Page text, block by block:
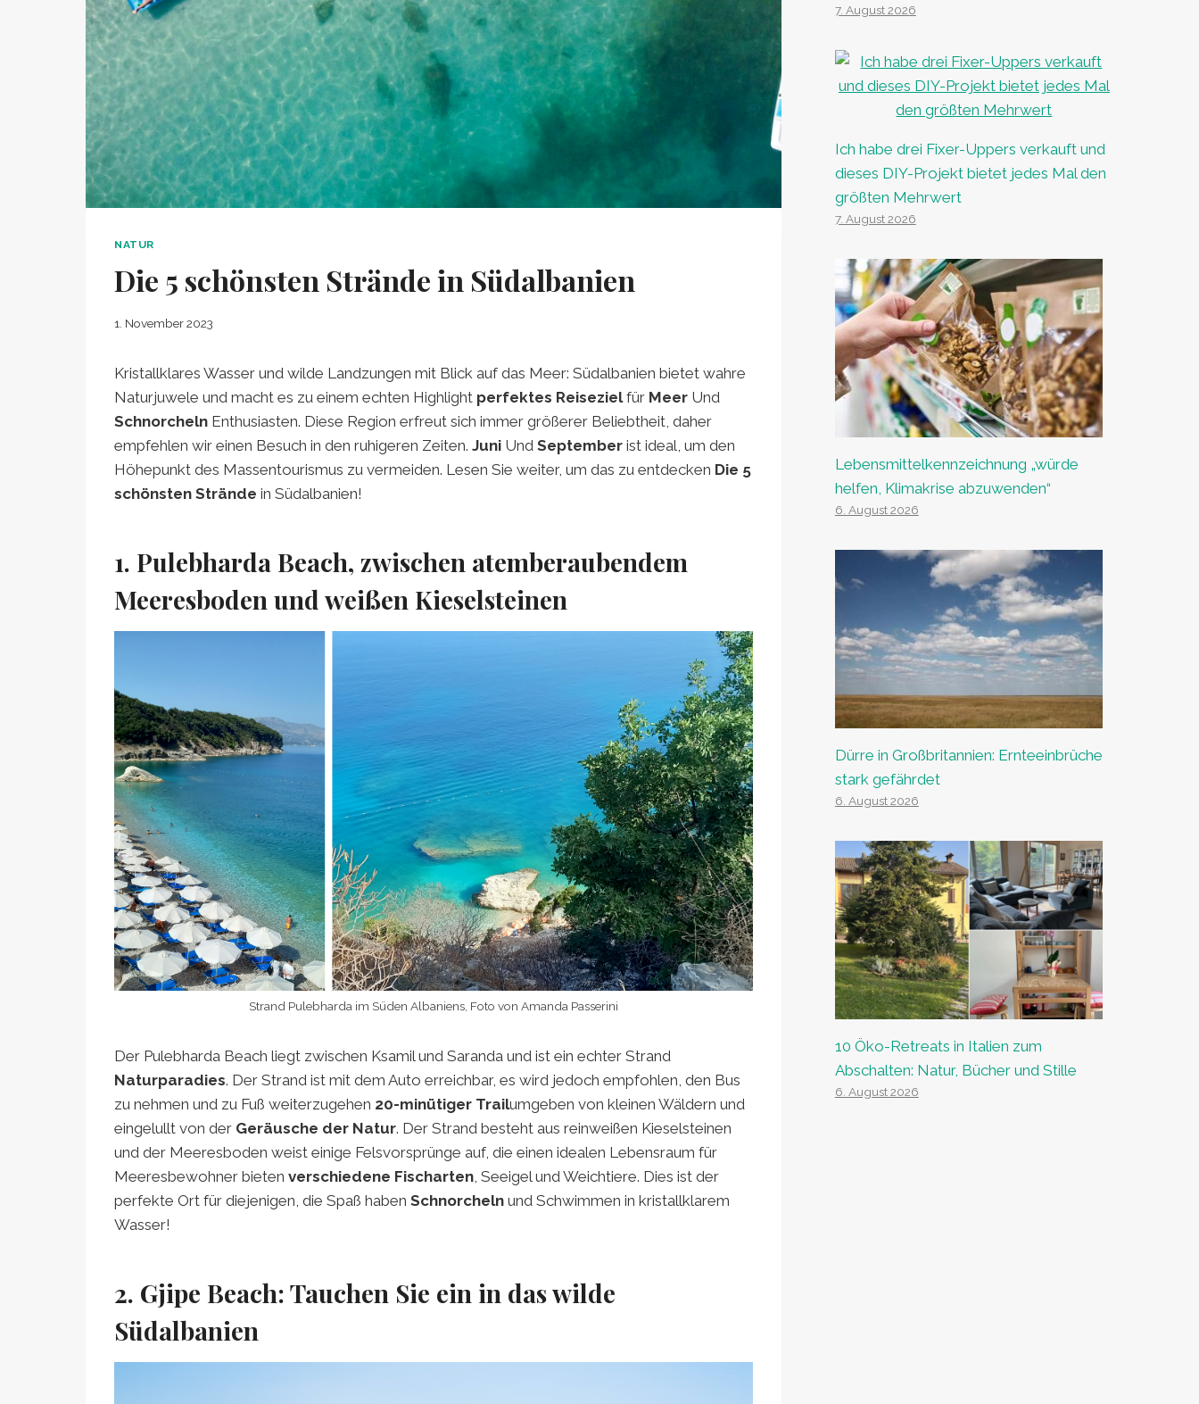
NATUR
Die 5 schönsten Strände in Südalbanien
1. November 2023
Kristallklares Wasser und wilde Landzungen mit Blick auf das Meer: Südalbanien bietet wahre
Naturjuwele und macht es zu einem echten Highlight perfektes Reisezielfür Meer Und
Schnorcheln Enthusiasten. Diese Region erfreut sich immer größerer Beliebtheit, daher
empfehlen wir einen Besuch in den ruhigeren Zeiten. Juni Und September ist ideal, um den
Höhepunkt des Massentourismus zu vermeiden. Lesen Sie weiter, um das zu entdecken Die 5
schönsten Strände in Südalbanien!
1. Pulebharda Beach, zwischen atemberaubendem
Meeresboden und weißen Kieselsteinen
Strand Pulebharda im Süden Albaniens, Foto von Amanda Passerini
Der Pulebharda Beach liegt zwischen Ksamil und Saranda und ist ein echter Strand
Naturparadies. Der Strand ist mit dem Auto erreichbar, es wird jedoch empfohlen, den Bus
zu nehmen und zu Fuß weiterzugehen 20-minütiger Trailumgeben von kleinen Wäldern und
eingelullt von der Geräusche der Natur. Der Strand besteht aus reinweißen Kieselsteinen
und der Meeresboden weist einige Felsvorsprünge auf, die einen idealen Lebensraum für
Meeresbewohner bieten verschiedene Fischarten, Seeigel und Weichtiere. Dies ist der
perfekte Ort für diejenigen, die Spaß haben Schnorcheln und Schwimmen in kristallklarem
Wasser!
2. Gjipe Beach: Tauchen Sie ein in das wilde
Südalbanien
7. August 2026
Ich habe drei Fixer-Uppers verkauft und
dieses DIY-Projekt bietet jedes Mal den
größten Mehrwert
7. August 2026
Lebensmittelkennzeichnung „würde
helfen, Klimakrise abzuwenden“
6. August 2026
Dürre in Großbritannien: Ernteeinbrüche
stark gefährdet
6. August 2026
10 Öko-Retreats in Italien zum
Abschalten: Natur, Bücher und Stille
6. August 2026